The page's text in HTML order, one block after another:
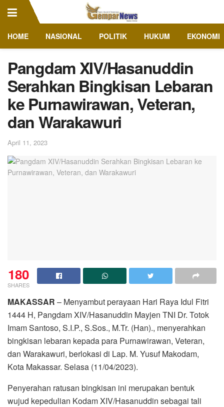
HOME NASIONAL POLITIK HUKUM EKONOMI
Pangdam XIV/Hasanuddin
Serahkan Bingkisan Lebaran
ke Purnawirawan, Veteran,
dan Warakawuri
April 11, 2023
180
SHARES
MAKASSAR – Menyambut perayaan Hari Raya Idul Fitri
1444 H, Pangdam XIV/Hasanuddin Mayjen TNI Dr. Totok
Imam Santoso, S.I.P., S.Sos., M.Tr. (Han)., menyerahkan
bingkisan lebaran kepada para Purnawirawan, Veteran,
dan Warakawuri, berlokasi di Lap. M. Yusuf Makodam,
Kota Makassar. Selasa (11/04/2023).
Penyerahan ratusan bingkisan ini merupakan bentuk
wujud kepedulian Kodam XIV/Hasanuddin sebagai tali